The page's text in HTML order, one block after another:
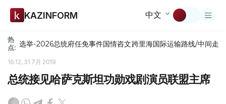
KAZINFORM 中文
热
点: 选举-2026总统府任免事件国情咨文跨里海国际运输路线/中间走廊
16:12, 31 7月 2019
总统接见哈萨克斯坦功勋戏剧演员联盟主席